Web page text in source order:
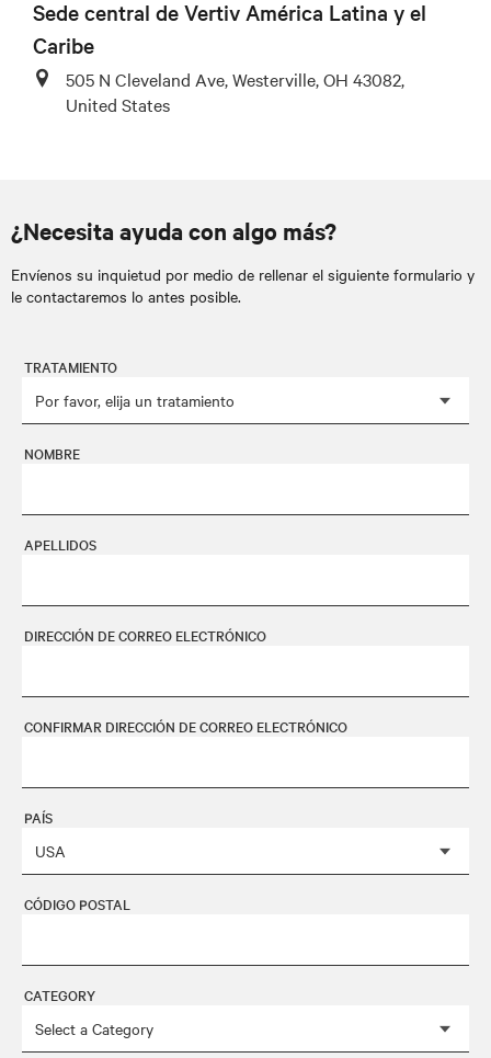
Sede central de Vertiv América Latina y el
Caribe
505 N Cleveland Ave, Westerville, OH 43082,
United States
¿Necesita ayuda con algo más?
Envíenos su inquietud por medio de rellenar el siguiente formulario y
le contactaremos lo antes posible.
TRATAMIENTO
NOMBRE
APELLIDOS
DIRECCIÓN DE CORREO ELECTRÓNICO
CONFIRMAR DIRECCIÓN DE CORREO ELECTRÓNICO
PAÍS
CÓDIGO POSTAL
CATEGORY